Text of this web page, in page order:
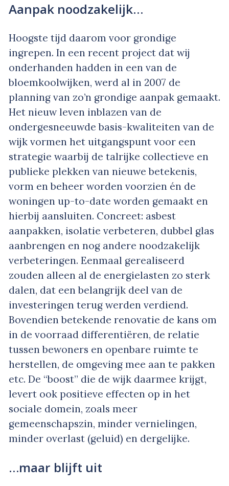
Aanpak noodzakelijk…
Hoogste tijd daarom voor grondige
ingrepen. In een recent project dat wij
onderhanden hadden in een van de
bloemkoolwijken, werd al in 2007 de
planning van zo’n grondige aanpak gemaakt.
Het nieuw leven inblazen van de
ondergesneeuwde basis-kwaliteiten van de
wijk vormen het uitgangspunt voor een
strategie waarbij de talrijke collectieve en
publieke plekken van nieuwe betekenis,
vorm en beheer worden voorzien én de
woningen up-to-date worden gemaakt en
hierbij aansluiten. Concreet: asbest
aanpakken, isolatie verbeteren, dubbel glas
aanbrengen en nog andere noodzakelijk
verbeteringen. Eenmaal gerealiseerd
zouden alleen al de energielasten zo sterk
dalen, dat een belangrijk deel van de
investeringen terug werden verdiend.
Bovendien betekende renovatie de kans om
in de voorraad differentiëren, de relatie
tussen bewoners en openbare ruimte te
herstellen, de omgeving mee aan te pakken
etc. De “boost” die de wijk daarmee krijgt,
levert ook positieve effecten op in het
sociale domein, zoals meer
gemeenschapszin, minder vernielingen,
minder overlast (geluid) en dergelijke.
…maar blijft uit